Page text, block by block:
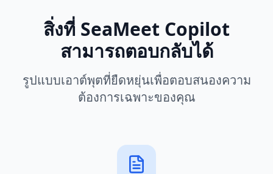
สิ่งที่ SeaMeet Copilot
สามารถตอบกลับได้
รูปแบบเอาต์พุตที่ยืดหยุ่นเพื่อตอบสนองความ
ต้องการเฉพาะของคุณ